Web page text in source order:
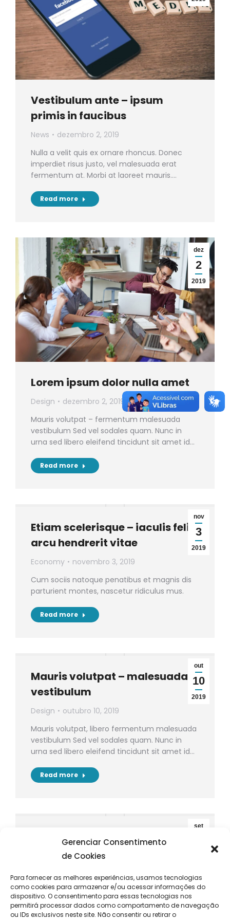
Gerenciar Consentimento
de Cookies
Para fornecer as melhores experiências, usamos tecnologias
como cookies para armazenar e/ou acessar informações do
dispositivo. O consentimento para essas tecnologias nos
permitirá processar dados como comportamento de navegação
ou IDs exclusivos neste site. Não consentir ou retirar o
Vestibulum ante – ipsum
primis in faucibus
News
dezembro 2, 2019
Nulla a velit quis ex ornare rhoncus. Donec
imperdiet risus justo, vel malesuada erat
fermentum at. Morbi at laoreet mauris.…
Read more
dez
2
2019
Lorem ipsum dolor nulla amet
Design
dezembro 2, 2019
Mauris volutpat – fermentum malesuada
vestibulum Sed vel sodales quam. Nunc in
urna sed libero eleifend tincidunt sit amet id…
Read more
nov
3
2019
Etiam scelerisque – iaculis felis
arcu hendrerit vitae
Economy
novembro 3, 2019
Cum sociis natoque penatibus et magnis dis
parturient montes, nascetur ridiculus mus.
Read more
out
10
2019
Mauris volutpat – malesuada
vestibulum
Design
outubro 10, 2019
Mauris volutpat, libero fermentum malesuada
vestibulum Sed vel sodales quam. Nunc in
urna sed libero eleifend tincidunt sit amet id…
Read more
set
Nullam massa: eu pharetra
urna dolor
Sed felis felis, dignissim ut congue vel,
bibendum ut nisl. Aliquam tempus lorem sed
fringilla viverra.